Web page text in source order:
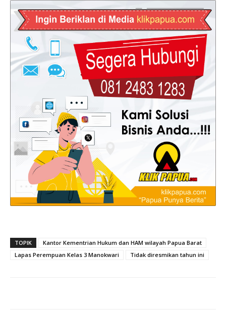
TOPIK
Kantor Kementrian Hukum dan HAM wilayah Papua Barat
Lapas Perempuan Kelas 3 Manokwari
Tidak diresmikan tahun ini